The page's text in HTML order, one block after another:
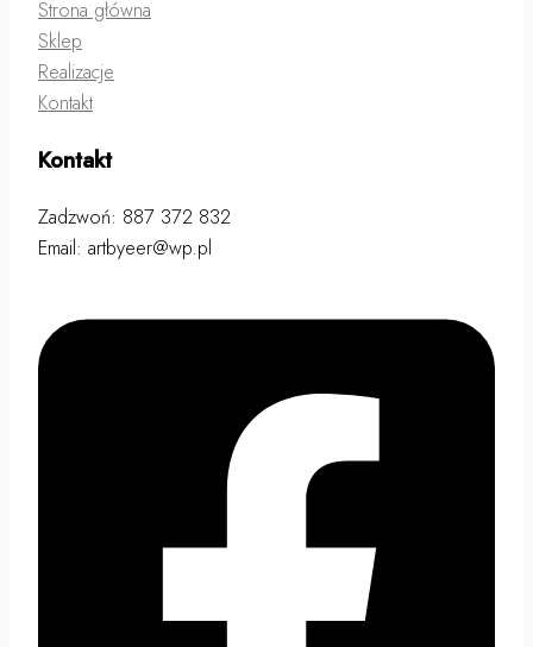
Strona główna
Sklep
Realizacje
Kontakt
Kontakt
Zadzwoń: 887 372 832
Email: artbyeer@wp.pl